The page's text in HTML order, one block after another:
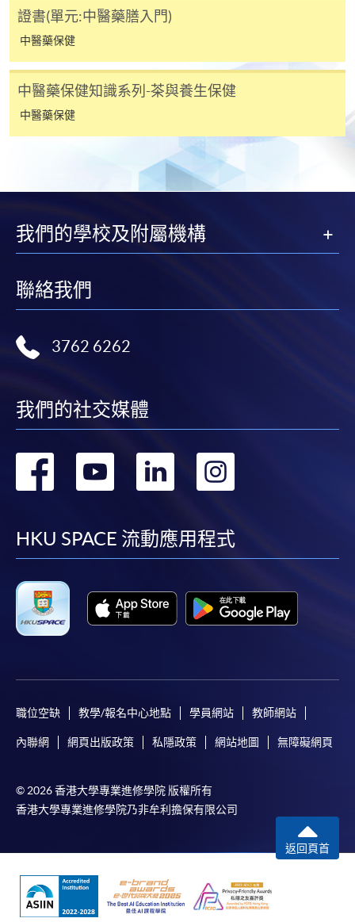
程設有此服務，課程負責人會通知學員有關程序。
網上支付可通過「繳費靈」(PPS) (不適用於手機)、
VISA 或 Mastercard、「微信支付」(Online WeChat
繳付學費。
親身報名/郵遞
報讀新課程
凡以「先到先得」為取錄方式的課程，請填妥
SF26報名表，親往報名中心或以郵遞方式連同學
申請學歷頒授及專業課程可能需要其他資料，報名
表可向報名中心或有關課程負責人索取。填妥申請
往報名中心或以郵遞方式遞交。
報讀同一學歷頒授課程內其他單元
用於一般學歷頒授課程。
課程負責人會為學員送上「註冊及學費通知」
有關繳費詳情，請參閱付款方法。如對報名程序有任
人或報名中心。
課程/科目報名注意事項:
JavaScript程式瀏覽器的電腦上進行。建議選用
申請人不應閒置申請超過10分鐘。否則，申請人
必須重新開始整個申請程序。
證書(單元:中醫藥膳入門)
中醫藥保健
中醫藥保健知識系列-茶與養生保健
中醫藥保健
我們的學校及附屬機構
聯絡我們
3762 6262
我們的社交媒體
轉
facebook
轉
youtube
轉
linkedin
HKU SPACE 流動應用程式
職位空缺 教學/報名中心地點 學員網站 教師網站
內聯網 網頁出版政策 私隱政策 網站地圖 無障礙網頁
© 2026 香港大學專業進修學院 版權所有
香港大學專業進修學院乃非牟利擔保有限公司
返回頁首